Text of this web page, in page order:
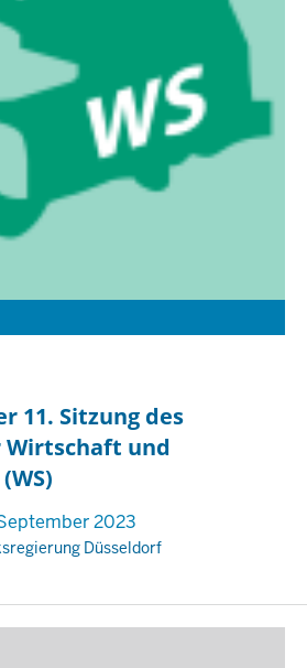
11. Sitzung des
Wirtschaft und
2023
Düsseldorf